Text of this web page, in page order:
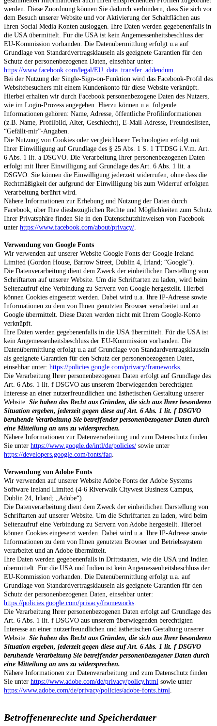
werden. Diese Zuordnung können Sie dadurch verhindern, dass Sie sich vor
dem Besuch unserer Website und vor Aktivierung der Schaltflächen aus
Ihren Social Media Konten ausloggen. Ihre Daten werden gegebenenfalls in
die USA übermittelt. Für die USA ist kein Angemessenheitsbeschluss der
EU-Kommission vorhanden. Die Datenübermittlung erfolgt u.a auf
Grundlage von Standardvertragsklauseln als geeignete Garantien für den
Schutz der personenbezogenen Daten, einsehbar unter:
https://www.facebook.com/legal/EU_data_transfer_addendum
Bei der Nutzung der Single-Sign-on-Funktion wird das Facebook-Profil des
Websitebesuchers mit einem Kundenkonto für diese Website verknüpft.
Hierbei erhalten wir durch Facebook personenbezogene Daten des Nutzers,
wie im Login-Prozess angegeben. Hierzu können u.a. folgende
Informationen gehören: Name, Adresse, öffentliche Profilinformationen
(z.B. Name, Profilbild, Alter, Geschlecht), E-Mail-Adresse, Freundeslisten,
“Gefällt-mir”-Angaben.
Die Nutzung von Cookies oder vergleichbarer Technologien erfolgt mit
Ihrer Einwilligung auf Grundlage des § 25 Abs. 1 S. 1 TTDSG i.V.m. Art.
6 Abs. 1 lit. a DSGVO. Die Verarbeitung Ihrer personenbezogenen Daten
erfolgt mit Ihrer Einwilligung auf Grundlage des Art. 6 Abs. 1 lit. a
DSGVO. Sie können die Einwilligung jederzeit widerrufen, ohne dass die
Rechtmäßigkeit der aufgrund der Einwilligung bis zum Widerruf erfolgten
Verarbeitung berührt wird.
Nähere Informationen zur Erhebung und Nutzung der Daten durch
Facebook, über Ihre diesbezüglichen Rechte und Möglichkeiten zum Schutz
Ihrer Privatsphäre finden Sie in den Datenschutzhinweisen von Facebook
unter https://www.facebook.com/about/privacy/
Verwendung von Google Fonts
Wir verwenden auf unserer Website Google Fonts der Google Ireland
Limited (Gordon House, Barrow Street, Dublin 4, Irland; “Google”).
Die Datenverarbeitung dient dem Zweck der einheitlichen Darstellung von
Schriftarten auf unserer Website. Um die Schriftarten zu laden, wird beim
Seitenaufruf eine Verbindung zu Servern von Google hergestellt. Hierbei
können Cookies eingesetzt werden. Dabei wird u.a. Ihre IP-Adresse sowie
Informationen zu dem von Ihnen genutzten Browser verarbeitet und an
Google übermittelt. Diese Daten werden nicht mit Ihrem Google-Konto
verknüpft.
Ihre Daten werden gegebenenfalls in die USA übermittelt. Für die USA ist
kein Angemessenheitsbeschluss der EU-Kommission vorhanden. Die
Datenübermittlung erfolgt u.a auf Grundlage von Standardvertragsklauseln
als geeignete Garantien für den Schutz der personenbezogenen Daten,
einsehbar unter: https://policies.google.com/privacy/frameworks
Die Verarbeitung Ihrer personenbezogenen Daten erfolgt auf Grundlage des
Art. 6 Abs. 1 lit. f DSGVO aus unserem überwiegenden berechtigten
Interesse an einer nutzerfreundlichen und ästhetischen Gestaltung unserer
Website. Sie haben das Recht aus Gründen, die sich aus Ihrer besonderen
Situation ergeben, jederzeit gegen diese auf Art. 6 Abs. 1 lit. f DSGVO
beruhende Verarbeitung Sie betreffender personenbezogener Daten durch
eine Mitteilung an uns zu widersprechen.
Nähere Informationen zur Datenverarbeitung und zum Datenschutz finden
Sie unter https://www.google.de/intl/de/policies/ sowie unter
https://developers.google.com/fonts/faq
Verwendung von Adobe Fonts
Wir verwenden auf unserer Website Adobe Fonts der Adobe Systems
Software Ireland Limited (4-6 Riverwalk Citywest Business Campus,
Dublin 24, Irland; „Adobe“).
Die Datenverarbeitung dient dem Zweck der einheitlichen Darstellung von
Schriftarten auf unserer Website. Um die Schriftarten zu laden, wird beim
Seitenaufruf eine Verbindung zu Servern von Adobe hergestellt. Hierbei
können Cookies eingesetzt werden. Dabei wird u.a. Ihre IP-Adresse sowie
Informationen zu dem von Ihnen genutzten Browser und Betriebssystem
verarbeitet und an Adobe übermittelt.
Ihre Daten werden gegebenenfalls in Drittstaaten, wie die USA und Indien
übermittelt. Für die USA und Indien ist kein Angemessenheitsbeschluss der
EU-Kommission vorhanden. Die Datenübermittlung erfolgt u.a. auf
Grundlage von Standardvertragsklauseln als geeignete Garantien für den
Schutz der personenbezogenen Daten, einsehbar unter:
https://policies.google.com/privacy/frameworks
Die Verarbeitung Ihrer personenbezogenen Daten erfolgt auf Grundlage des
Art. 6 Abs. 1 lit. f DSGVO aus unserem überwiegenden berechtigten
Interesse an einer nutzerfreundlichen und ästhetischen Gestaltung unserer
Website. Sie haben das Recht aus Gründen, die sich aus Ihrer besonderen
Situation ergeben, jederzeit gegen diese auf Art. 6 Abs. 1 lit. f DSGVO
beruhende Verarbeitung Sie betreffender personenbezogener Daten durch
eine Mitteilung an uns zu widersprechen.
Nähere Informationen zur Datenverarbeitung und zum Datenschutz finden
Sie unter https://www.adobe.com/de/privacy/policy.html sowie unter
https://www.adobe.com/de/privacy/policies/adobe-fonts.html
Betroffenenrechte und Speicherdauer